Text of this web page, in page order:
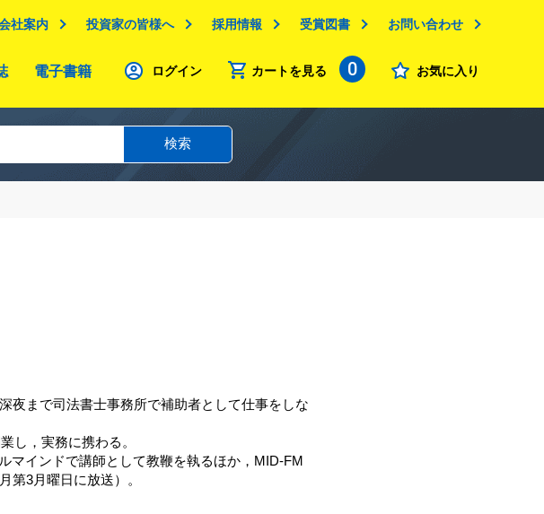
社案内 投資家の皆様へ 採用情報 受賞図書 お問い合わせ
電子書籍 ログイン カートを見る 0 お気に入り
検索
夜まで司法書士事務所で補助者として仕事をしな
し，実務に携わる。
マインドで講師として教鞭を執るほか，MID-FM
第3月曜日に放送）。